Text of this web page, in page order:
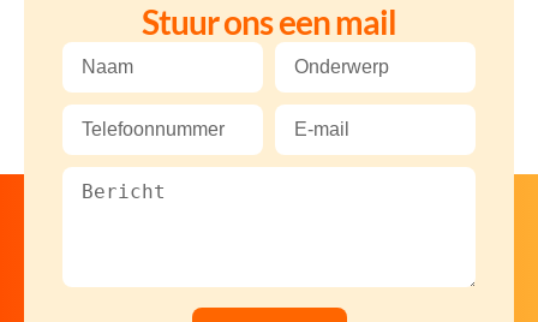
Stuur ons een mail